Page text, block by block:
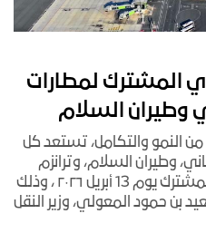
المشترك لمطارات
وطيران السلام
النمو والتكامل، تستعد كل
وطيران السلام، وترانزم
لعقد اللقاء الإعلامي السنوي المشترك يوم 13 أبريل ٢٠٢٦ ، وذلك
بن حمود المعولي، وزير النقل